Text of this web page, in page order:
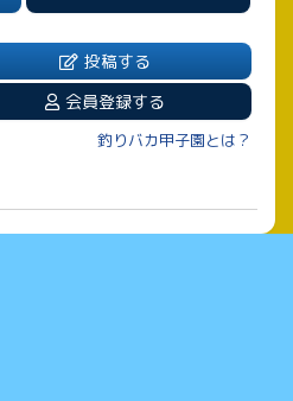
投稿する
会員登録する
釣りバカ甲子園とは？